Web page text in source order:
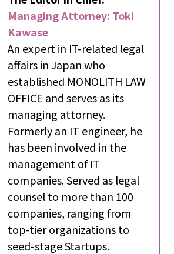
Managing Attorney: Toki
Kawase
An expert in IT-related legal
affairs in Japan who
established MONOLITH LAW
OFFICE and serves as its
managing attorney.
Formerly an IT engineer, he
has been involved in the
management of IT
companies. Served as legal
counsel to more than 100
companies, ranging from
top-tier organizations to
seed-stage Startups.